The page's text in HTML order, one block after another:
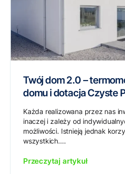
Twój dom 2.0 –
domu i dotacja Czyste
Każda realizowana przez nas
inaczej i zależy od
możliwości. Istnieją jednak
wszystkich....
Przeczytaj artykuł